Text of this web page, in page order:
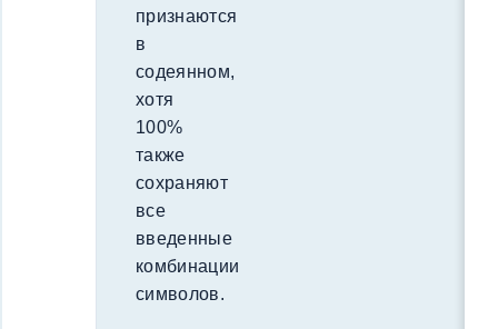
признаются
в
содеянном,
хотя
100%
также
сохраняют
все
введенные
комбинации
символов.